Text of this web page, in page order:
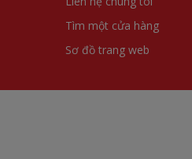
Tìm một cửa hàng
Sơ đồ trang web